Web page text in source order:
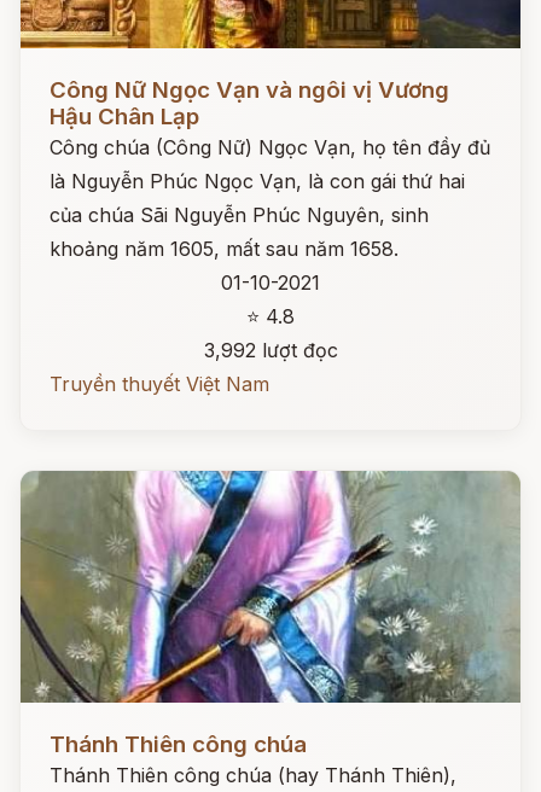
Công Nữ Ngọc Vạn và ngôi vị Vương
Hậu Chân Lạp
Công chúa (Công Nữ) Ngọc Vạn, họ tên đầy đủ
là Nguyễn Phúc Ngọc Vạn, là con gái thứ hai
của chúa Sãi Nguyễn Phúc Nguyên, sinh
khoảng năm 1605, mất sau năm 1658.
01-10-2021
⭐ 4.8
3,992 lượt đọc
Truyền thuyết Việt Nam
Thánh Thiên công chúa
Thánh Thiên công chúa (hay Thánh Thiên),